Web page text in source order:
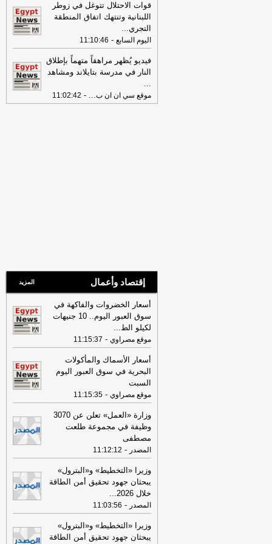
بمسيّرة على ميناء دمياط
- لبنانون 24
09:26
مجلس الوزراء المصري: الحريق
الذي تعرضت له سفينتان في ميناء دمياط
أمس ناتج عن طائرة مسيرة
08:34
عناوين الصحف المصرية ليوم
الخميس 30-07-2026
-
قوات الاحتلال تتوغل في زوطر
اللبنانية وتنتهك اتفاق المنطقة
التجري...
اليوم السابع -
11:10:46
فيديو يُظهر مراهقاً متهماً بإطلاق
النار في مدرسة بتايلاند ومشاهد
...
موقع سي ان ان ب...
-
11:02:42
إقتصاد وأعمال المزيد
أسعار الخضروات والفاكهة في
سوق العبور اليوم.. 10 جنيهات
لكيلو الط...
موقع مصراوي -
11:15:37
أسعار الأسماك والمأكولات
البحرية في سوق العبور اليوم
السبت
موقع مصراوي -
11:15:35
وزارة «العمل» تعلن عن 3070
وظيفة في مجموعة طلعت
مصطفى
المصدر -
11:12:12
وزيرا «التخطيط» و«البترول»
يبحثان جهود تحقيق أمن الطاقة
خلال 2026
...
المصدر -
11:03:56
وزيرا «التخطيط» و«البترول»
يبحثان جهود تحقيق أمن الطاقة